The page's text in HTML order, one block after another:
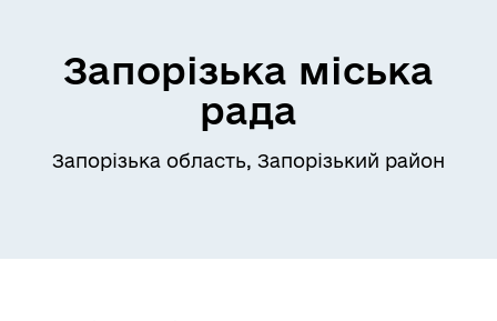
Запорізька міська
рада
Запорізька область, Запорізький район